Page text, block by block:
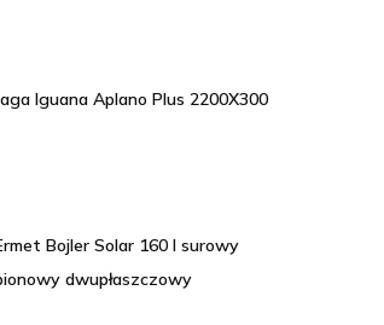
Iguana Aplano Plus 2200X300
Bojler Solar 160 l surowy
dwupłaszczowy